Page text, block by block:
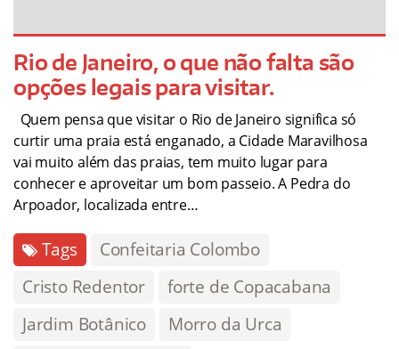
Rio de Janeiro, o que não falta são
opções legais para visitar.
Quem pensa que visitar o Rio de Janeiro significa só
curtir uma praia está enganado, a Cidade Maravilhosa
vai muito além das praias, tem muito lugar para
conhecer e aproveitar um bom passeio. A Pedra do
Arpoador, localizada entre…
Tags
Confeitaria Colombo
Cristo Redentor
forte de Copacabana
Jardim Botânico
Morro da Urca